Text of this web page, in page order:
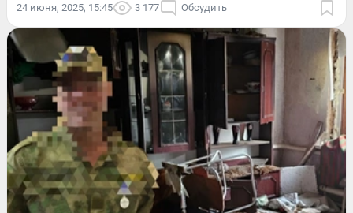
24 июня, 2025, 15:45 3 177 Обсудить